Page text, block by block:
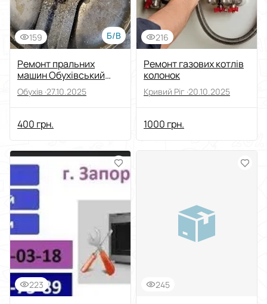
159 Б/В
Ремонт пральних
машин Обухівський
район
Обухів ·27.10.2025
400 грн.
216
Ремонт газових котлів
колонок
Кривий Ріг ·20.10.2025
1000 грн.
223 245